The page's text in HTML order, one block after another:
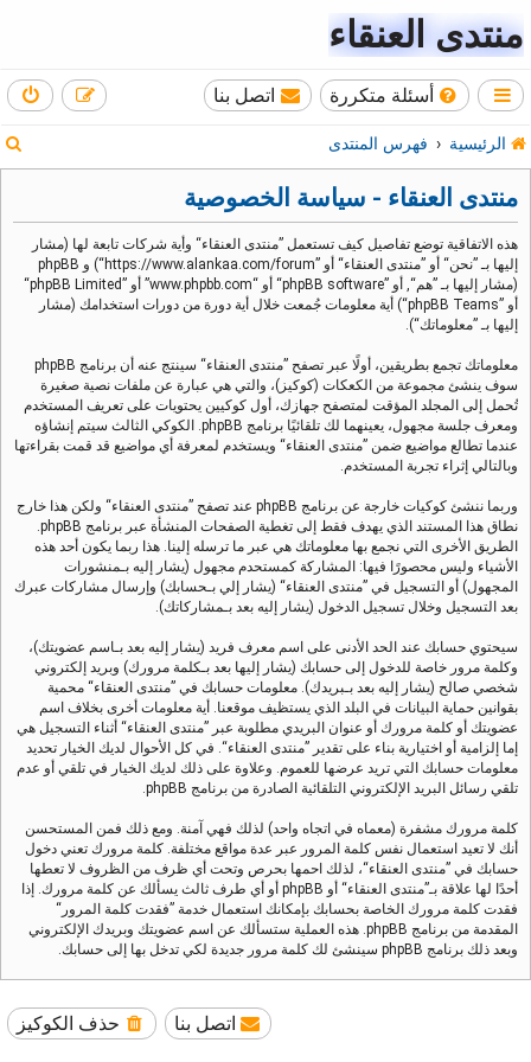
منتدى العنقاء
أسئلة متكررة اتصل بنا
الرئيسية فهرس المنتدى
منتدى العنقاء - سياسة الخصوصية
هذه الاتفاقية توضع تفاصيل كيف تستعمل ”منتدى العنقاء“ وأية شركات تابعة لها (مشار
إليها بـ ”نحن“ أو ”منتدى العنقاء“ أو ”https://www.alankaa.com/forum“) و phpBB
(مشار إليها بـ ”هم“, أو ”phpBB software“ أو “www.phpbb.com” أو ”phpBB Limited“
أو ”phpBB Teams“) أية معلومات جُمعت خلال أية دورة من دورات استخدامك (مشار
إليها بـ ”معلوماتك“).
معلوماتك تجمع بطريقين، أولًا عبر تصفح ”منتدى العنقاء“ سينتج عنه أن برنامج phpBB
سوف ينشئ مجموعة من الكعكات (كوكيز)، والتي هي عبارة عن ملفات نصية صغيرة
تُحمل إلى المجلد المؤقت لمتصفح جهازك، أول كوكيين يحتويات على تعريف المستخدم
ومعرف جلسة مجهول، يعينهما لك تلقائيًا برنامج phpBB. الكوكي الثالث سيتم إنشاؤه
عندما تطالع مواضيع ضمن ”منتدى العنقاء“ ويستخدم لمعرفة أي مواضيع قد قمت بقراءتها
وبالتالي إثراء تجربة المستخدم.
وربما ننشئ كوكيات خارجة عن برنامج phpBB عند تصفح ”منتدى العنقاء“ ولكن هذا خارج
نطاق هذا المستند الذي يهدف فقط إلى تغطية الصفحات المنشأة عبر برنامج phpBB.
الطريق الأخرى التي نجمع بها معلوماتك هي عبر ما ترسله إلينا. هذا ربما يكون أحد هذه
الأشياء وليس محصورًا فيها: المشاركة كمستحدم مجهول (يشار إليه بـمنشورات
المجهول) أو التسجيل في ”منتدى العنقاء“ (يشار إلي بـحسابك) وإرسال مشاركات عبرك
بعد التسجيل وخلال تسجيل الدخول (يشار إليه بعد بـمشاركاتك).
سيحتوي حسابك عند الحد الأدنى على اسم معرف فريد (يشار إليه بعد بـاسم عضويتك)،
وكلمة مرور خاصة للدخول إلى حسابك (يشار إليها بعد بـكلمة مرورك) وبريد إلكتروني
شخصي صالح (يشار إليه بعد بـبريدك). معلومات حسابك في ”منتدى العنقاء“ محمية
بقوانين حماية البيانات في البلد الذي يستظيف موقعنا. أية معلومات أخرى بخلاف اسم
عضويتك أو كلمة مرورك أو عنوان البريدي مطلوبة عبر ”منتدى العنقاء“ أثناء التسجيل هي
إما إلزامية أو اختيارية بناء على تقدير ”منتدى العنقاء“. في كل الأحوال لديك الخيار تحديد
معلومات حسابك التي تريد عرضها للعموم. وعلاوة على ذلك لديك الخيار في تلقي أو عدم
تلقي رسائل البريد الإلكتروني التلقائية الصادرة من برنامج phpBB.
كلمة مرورك مشفرة (معماه في اتجاه واحد) لذلك فهي آمنة. ومع ذلك فمن المستحسن
أنك لا تعيد استعمال نفس كلمة المرور عبر عدة مواقع مختلفة. كلمة مرورك تعني دخول
حسابك في ”منتدى العنقاء“، لذلك احمها بحرص وتحت أي ظرف من الظروف لا تعطها
أحدًا لها علاقة بـ”منتدى العنقاء“ أو phpBB أو أي طرف ثالث يسألك عن كلمة مرورك. إذا
فقدت كلمة مرورك الخاصة بحسابك بإمكانك استعمال خدمة ”فقدت كلمة المرور“
المقدمة من برنامج phpBB. هذه العملية ستسألك عن اسم عضويتك وبريدك الإلكتروني
وبعد ذلك برنامج phpBB سينشئ لك كلمة مرور جديدة لكي تدخل بها إلى حسابك.
حذف الكوكيز اتصل بنا